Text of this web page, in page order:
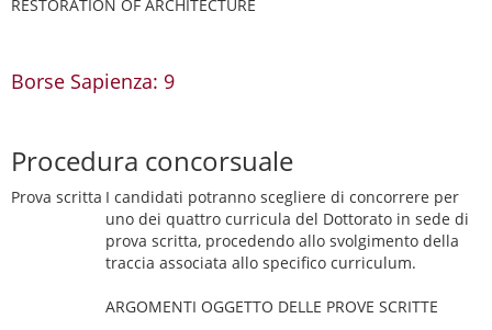
RESTORATION OF ARCHITECTURE
Borse Sapienza: 9
Procedura concorsuale
Prova scritta I candidati potranno scegliere di concorrere per
uno dei quattro curricula del Dottorato in sede di
prova scritta, procedendo allo svolgimento della
traccia associata allo specifico curriculum.
ARGOMENTI OGGETTO DELLE PROVE SCRITTE